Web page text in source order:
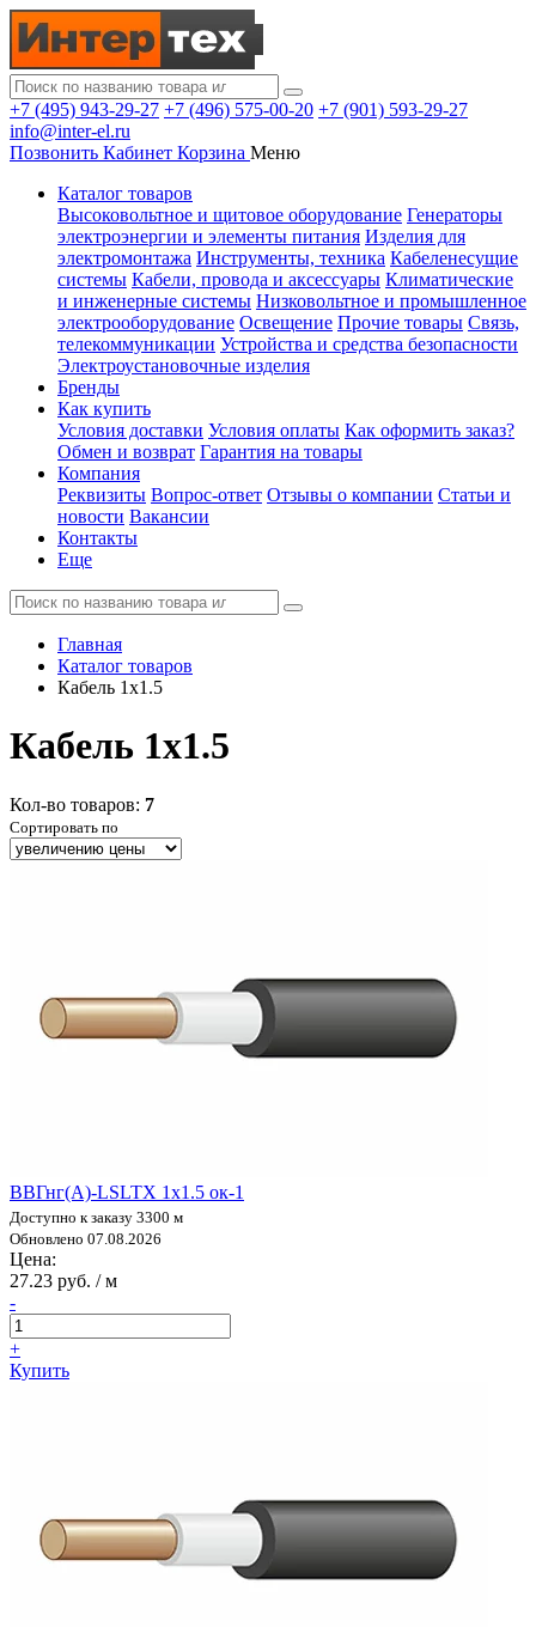
+7 (495) 943-29-27 +7 (496) 575-00-20 +7 (901) 593-29-27
info@inter-el.ru
Позвонить Кабинет Корзина Меню
Каталог товаров
Высоковольтное и щитовое оборудование Генераторы
электроэнергии и элементы питания Изделия для
электромонтажа Инструменты, техника Кабеленесущие
системы Кабели, провода и аксессуары Климатические
и инженерные системы Низковольтное и промышленное
электрооборудование Освещение Прочие товары Связь,
телекоммуникации Устройства и средства безопасности
Электроустановочные изделия
Бренды
Как купить
Условия доставки Условия оплаты Как оформить заказ?
Обмен и возврат Гарантия на товары
Компания
Реквизиты Вопрос-ответ Отзывы о компании Статьи и
новости Вакансии
Контакты
Еще
Главная
Каталог товаров
Кабель 1x1.5
Кабель 1x1.5
Кол-во товаров: 7
Сортировать по
ВВГнг(А)-LSLTX 1х1.5 ок-1
Доступно к заказу 3300 м
Обновлено 07.08.2026
Цена:
27.23 руб. / м
-
+
Купить